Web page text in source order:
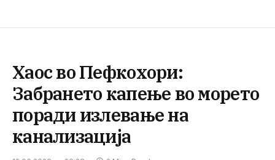
Хаос во Пефкохори:
Забрането капење во морето
поради излевање на
канализација